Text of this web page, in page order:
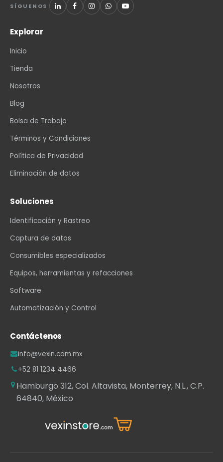
SÍGUENOS
Explorar
Inicio
Tienda
Nosotros
Blog
Bolsa de Trabajo
Términos y Condiciones
Política de Privacidad
Eliminación de datos
Soluciones
Identificación y Rastreo
Captura de datos
Consumibles especializados
Equipos, herramientas y refacciones
Software
Automatización y Control
Contáctenos
info@vexin.com.mx
+52 81 1234 4466
Hamburgo 312, Col. Altavista, Monterrey, N.L., C.P.
64840, México